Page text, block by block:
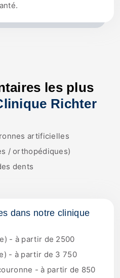
les plus
Richter
artificielles
/ orthopédiques)
dents
dans notre clinique
- à partir de 2500
- à partir de 3 750
- à partir de 850